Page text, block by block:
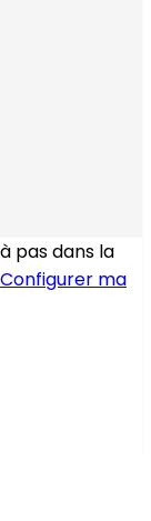
pas dans la
Configurer ma